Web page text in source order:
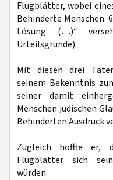
Flugblätter, wobei
Behinderte Menschen.
Lösung (…)“
Urteilsgründe).
Mit diesen drei
seinem Bekenntnis
seiner damit
Menschen jüdischen
Behinderten Ausdruck
Zugleich hoffte er,
Flugblätter sich
würden.